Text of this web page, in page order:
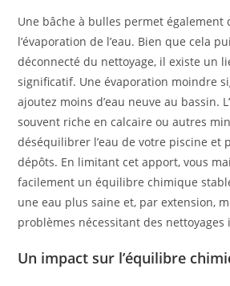
Une bâche à bulles permet également
l’évaporation de l’eau. Bien que cela
déconnecté du nettoyage, il existe un
significatif. Une évaporation moindre
ajoutez moins d’eau neuve au bassin.
souvent riche en calcaire ou autres
déséquilibrer l’eau de votre piscine et
dépôts. En limitant cet apport, vous
facilement un équilibre chimique
une eau plus saine et, par extension,
problèmes nécessitant des nettoyages
Un impact sur l’équilibre